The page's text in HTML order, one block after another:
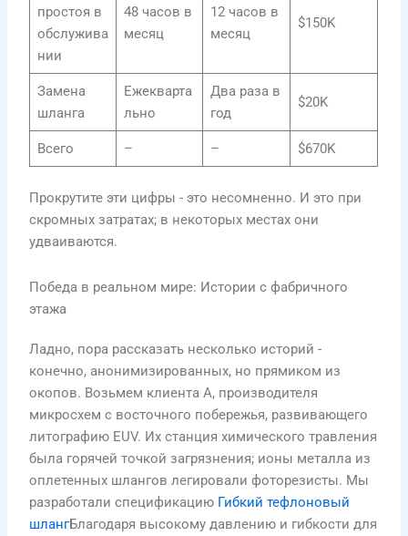
простоя в
обслужива
нии
48 часов в
месяц
12 часов в
месяц
$150K
Замена
шланга
Ежекварта
льно
Два раза в
год
$20K
Всего – – $670K
Прокрутите эти цифры - это несомненно. И это при
скромных затратах; в некоторых местах они
удваиваются.
Победа в реальном мире: Истории с фабричного
этажа
Ладно, пора рассказать несколько историй -
конечно, анонимизированных, но прямиком из
окопов. Возьмем клиента A, производителя
микросхем с восточного побережья, развивающего
литографию EUV. Их станция химического травления
была горячей точкой загрязнения; ионы металла из
оплетенных шлангов легировали фоторезисты. Мы
разработали спецификацию Гибкий тефлоновый
шлангБлагодаря высокому давлению и гибкости для